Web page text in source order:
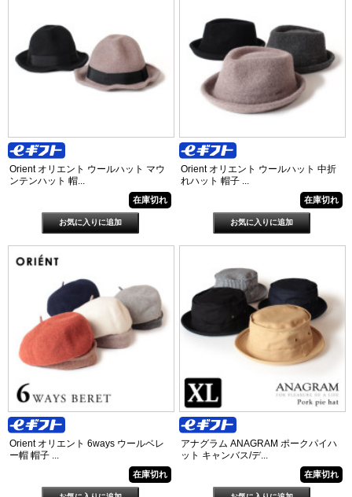
Orient オリエント ウールハット マウ
ンテンハット 帽...
在庫切れ
Orient オリエント ウールハット 中折
れハット 帽子 ...
在庫切れ
Orient オリエント 6ways ウールベレ
ー帽 帽子 ...
在庫切れ
アナグラム ANAGRAM ポークパイハ
ット キャンバス/デ...
在庫切れ